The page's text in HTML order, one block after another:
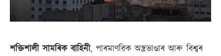
শক্তিশালী সামৰিক বাহিনী, পাৰমাণৱিক অস্ত্ৰভাণ্ডাৰ আৰু বিশ্বৰ